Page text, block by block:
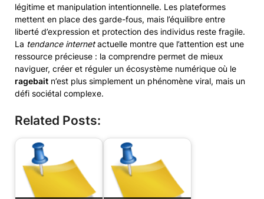
légitime et manipulation intentionnelle. Les plateformes
mettent en place des garde-fous, mais l’équilibre entre
liberté d’expression et protection des individus reste fragile.
La tendance internetactuelle montre que l’attention est une
ressource précieuse : la comprendre permet de mieux
naviguer, créer et réguler un écosystème numérique où le
ragebait n’est plus simplement un phénomène viral, mais un
défi sociétal complexe.
Related Posts: